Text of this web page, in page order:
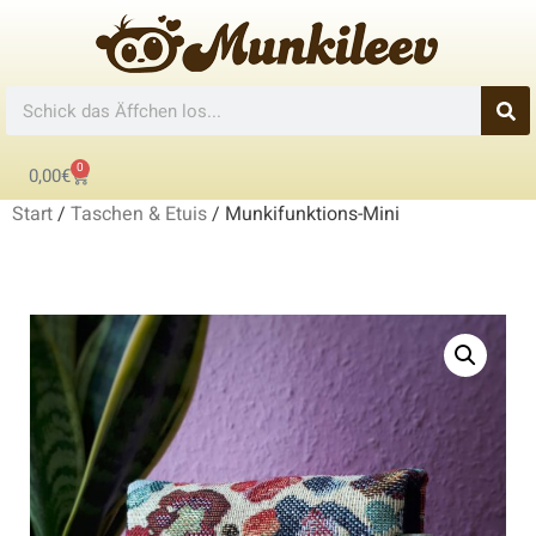
0,00€ 0
Start/ Taschen & Etuis/ Munkifunktions-Mini